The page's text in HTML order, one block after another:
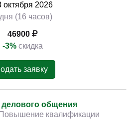
октября 2026
(16 часов)
46900
-3% скидка
заявку
общения
квалификации